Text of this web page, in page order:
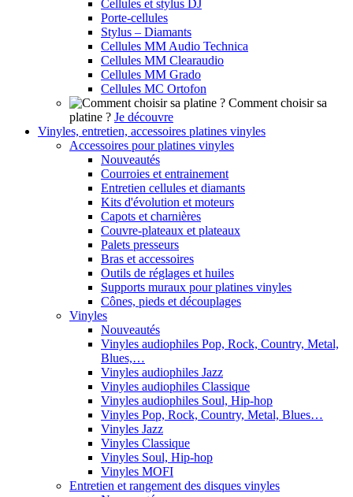
Cellules et stylus DJ
Porte-cellules
Stylus – Diamants
Cellules MM Audio Technica
Cellules MM Clearaudio
Cellules MM Grado
Cellules MC Ortofon
Comment choisir sa
platine ? Je découvre
Vinyles, entretien, accessoires platines vinyles
Accessoires pour platines vinyles
Nouveautés
Courroies et entrainement
Entretien cellules et diamants
Kits d'évolution et moteurs
Capots et charnières
Couvre-plateaux et plateaux
Palets presseurs
Bras et accessoires
Outils de réglages et huiles
Supports muraux pour platines vinyles
Cônes, pieds et découplages
Vinyles
Nouveautés
Vinyles audiophiles Pop, Rock, Country, Metal,
Blues,…
Vinyles audiophiles Jazz
Vinyles audiophiles Classique
Vinyles audiophiles Soul, Hip-hop
Vinyles Pop, Rock, Country, Metal, Blues…
Vinyles Jazz
Vinyles Classique
Vinyles Soul, Hip-hop
Vinyles MOFI
Entretien et rangement des disques vinyles